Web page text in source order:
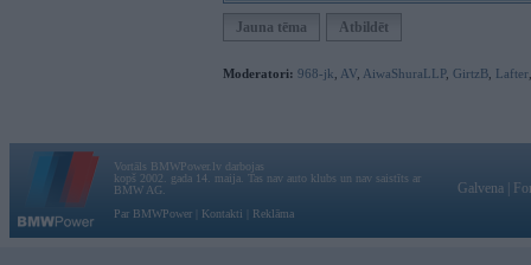
Jauna tēma Atbildēt
Moderatori: 968-jk AV AiwaShuraLLP, GirtzB Lafter
Vortāls BMWPower.lv darbojas
kopš 2002. gada 14. maija. Tas nav auto klubs un nav saistīts ar
BMW AG.
Par BMWPower
Kontakti Reklāma
Galvena